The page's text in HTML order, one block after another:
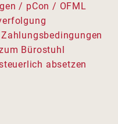
/ pCon / OFML
Bürostuhl
absetzen